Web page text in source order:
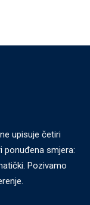
upisuje četiri
ponuđena smjera:
Pozivamo